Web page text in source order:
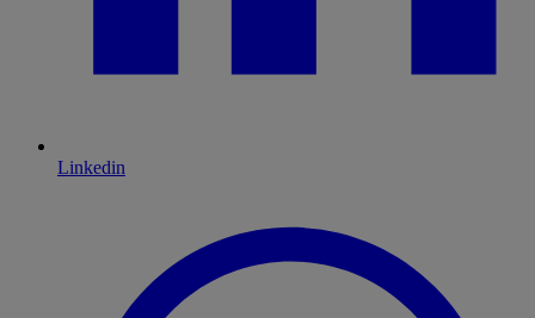
Linkedin